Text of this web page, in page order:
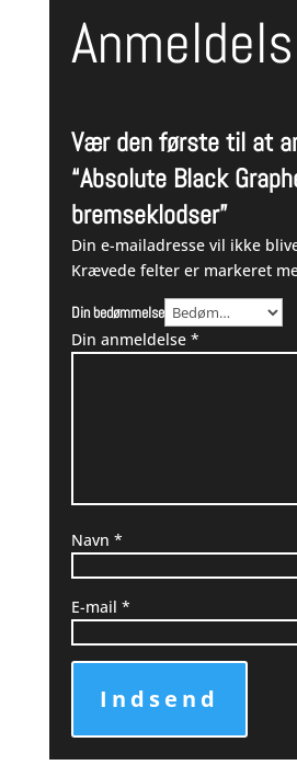
Vær den første til at
“Absolute Black
bremseklodser”
Din e-mailadresse vil ikke
Krævede felter er markeret
Din bedømmelse
Din anmeldelse *
Navn *
E-mail *
Indsend